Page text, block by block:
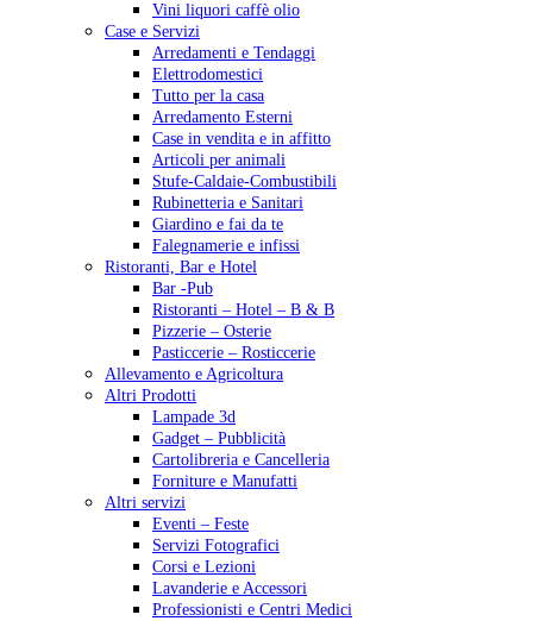
Vini liquori caffè olio
Case e Servizi
Arredamenti e Tendaggi
Elettrodomestici
Tutto per la casa
Arredamento Esterni
Case in vendita e in affitto
Articoli per animali
Stufe-Caldaie-Combustibili
Rubinetteria e Sanitari
Giardino e fai da te
Falegnamerie e infissi
Ristoranti, Bar e Hotel
Bar -Pub
Ristoranti – Hotel – B & B
Pizzerie – Osterie
Pasticcerie – Rosticcerie
Allevamento e Agricoltura
Altri Prodotti
Lampade 3d
Gadget – Pubblicità
Cartolibreria e Cancelleria
Forniture e Manufatti
Altri servizi
Eventi – Feste
Servizi Fotografici
Corsi e Lezioni
Lavanderie e Accessori
Professionisti e Centri Medici